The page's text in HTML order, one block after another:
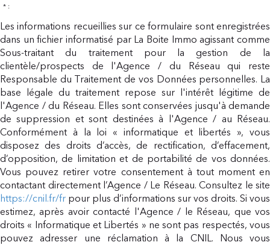
* :
Les informations recueillies sur ce formulaire sont enregistrées
dans un fichier informatisé par La Boite Immo agissant comme
Sous-traitant du traitement pour la gestion de la
clientèle/prospects de l'Agence / du Réseau qui reste
Responsable du Traitement de vos Données personnelles. La
base légale du traitement repose sur l'intérêt légitime de
l'Agence / du Réseau. Elles sont conservées jusqu'à demande
de suppression et sont destinées à l'Agence / au Réseau.
Conformément à la loi « informatique et libertés », vous
disposez des droits d’accès, de rectification, d’effacement,
d’opposition, de limitation et de portabilité de vos données.
Vous pouvez retirer votre consentement à tout moment en
contactant directement l’Agence / Le Réseau. Consultez le site
https://cnil.fr/fr pour plus d’informations sur vos droits. Si vous
estimez, après avoir contacté l'Agence / le Réseau, que vos
droits « Informatique et Libertés » ne sont pas respectés, vous
pouvez adresser une réclamation à la CNIL. Nous vous